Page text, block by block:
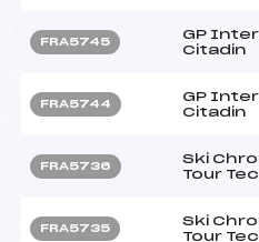
FRA5745
GP
Citadin
FRA5744
GP
Citadin
FRA5736
Ski
Tour
FRA5735
Ski
Tour